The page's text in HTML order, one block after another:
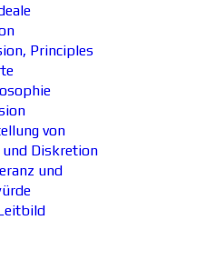
Principles
von
Diskretion
und